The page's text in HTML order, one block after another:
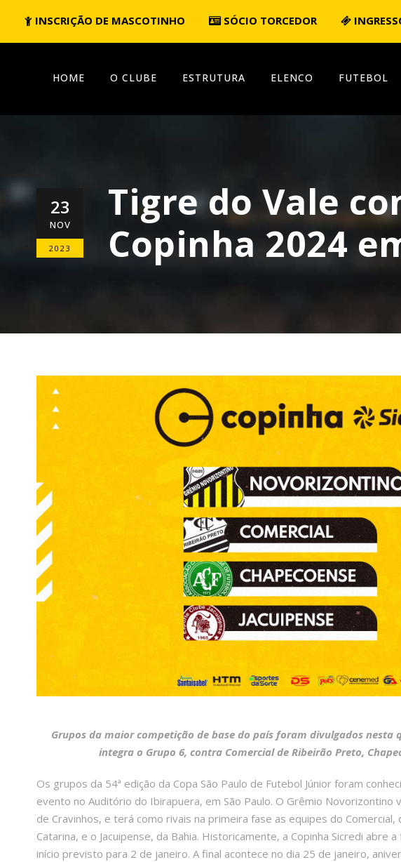
INSCRIÇÃO DE MASCOTINHO SÓCIO TORCEDOR
HOME O CLUBE ESTRUTURA ELENCO FUTEBOL
23
NOV
2023
Tigre do Vale
Copinha 2024
Grupos da maior competição de base do país foram divulgados
integra o Grupo 6, contra Comercial de Ribeirão Preto,
Os grupos da 54ª edição da Copa São Paulo de Futebol Júnior foram
evento no Auditório do Ibirapuera, em São Paulo. O Grêmio Novorizontino
de Cravinhos, e terá como rivais na primeira fase as equipes do
Catarina, e o Jacuipense, da Bahia. Historicamente, a Copinha Sicredi
início previsto para 2 de janeiro. A final acontece no dia 25 de janeiro,